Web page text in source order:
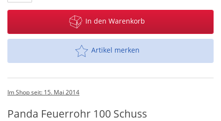
In den Warenkorb
Artikel merken
Im Shop seit: 15. Mai 2014
Panda Feuerrohr 100 Schuss